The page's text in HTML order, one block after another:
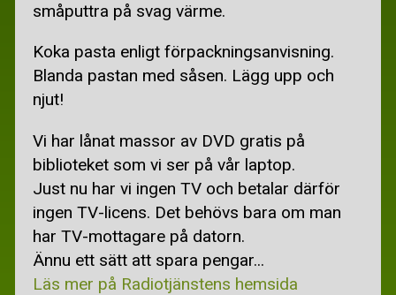
SPARA PENGAR
BILLIGA DÄCK
BILLIGA JULKLAPPAR
BILLIG MAT
BILLIGARE BREDBAND
BILLIGARE EL
BILLIGARE FÖRSÄKRINGAR
SECONDHAND
småputtra på svag värme.
Koka pasta enligt förpackningsanvisning.
Blanda pastan med såsen. Lägg upp och
njut!
Vi har lånat massor av DVD gratis på
biblioteket som vi ser på vår laptop.
Just nu har vi ingen TV och betalar därför
ingen TV-licens. Det behövs bara om man
har TV-mottagare på datorn.
Ännu ett sätt att spara pengar...
Läs mer på Radiotjänstens hemsida